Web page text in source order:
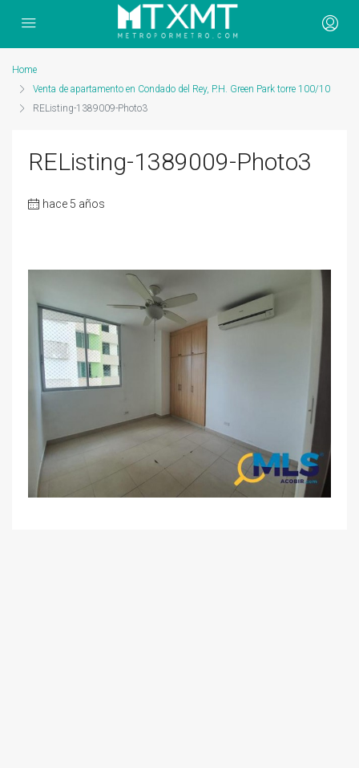
Home
Venta de apartamento en Condado del Rey, P.H. Green Park torre 100/10
REListing-1389009-Photo3
REListing-1389009-Photo3
hace 5 años